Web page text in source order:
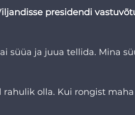
presidendi
süüa ja juua tellida. Mina
rahulik olla. Kui rongist